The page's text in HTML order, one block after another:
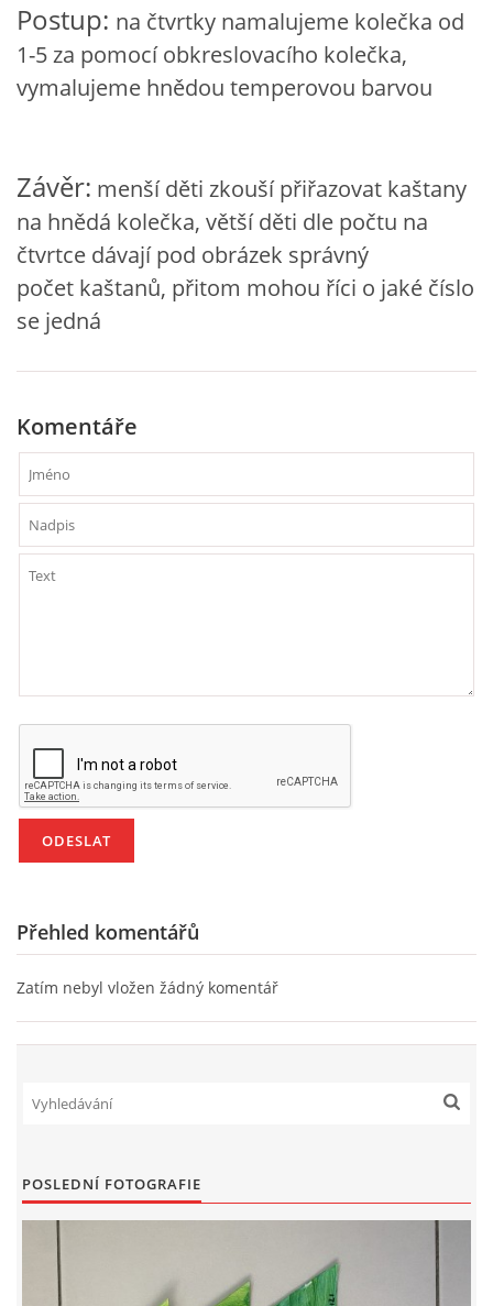
VZDĚLÁVACÍ BLOK PROSINEC
VZDĚLÁVACÍ BLOK BŘEZEN
VZDĚLÁVACÍ BLOK DUBEN
VÝTVARNÉ POMŮCKY
VÝTVARNÉ AKTIVITY - JARO
CHARAKTERISTIKA ROČNÍCH OBDOBÍ
PÍSNĚ K TÉMATU JARO
POHYBOVÉ AKTIVITY NA TÉMA LÉTO
Postup: na čtvrtky namalujeme kolečka od
1-5 za pomocí obkreslovacího kolečka,
vymalujeme hnědou temperovou barvou
Závěr: menší děti zkouší přiřazovat kaštany
na hnědá kolečka, větší děti dle počtu na
čtvrtce dávají pod obrázek správný
počet kaštanů, přitom mohou říci o jaké číslo
se jedná
Komentáře
Přehled komentářů
Zatím nebyl vložen žádný komentář
POSLEDNÍ FOTOGRAFIE